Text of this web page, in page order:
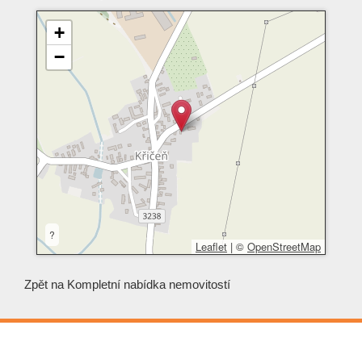
+
−
?
Leaflet | © OpenStreetMap
Zpět na Kompletní nabídka nemovitostí